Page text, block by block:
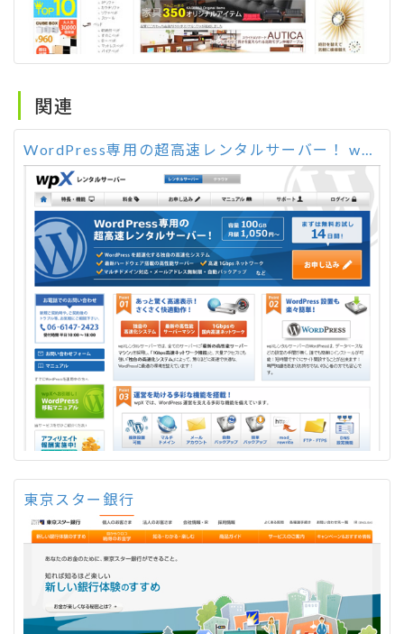
関連
WordPress専用の超高速レンタルサーバー！ wpX
東京スター銀行